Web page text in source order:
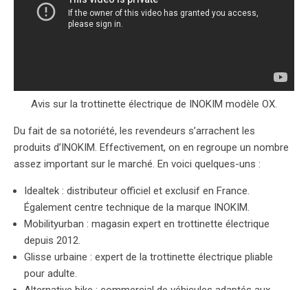
Avis sur la trottinette électrique de INOKIM modèle OX.
Du fait de sa notoriété, les revendeurs s’arrachent les
produits d’INOKIM. Effectivement, on en regroupe un nombre
assez important sur le marché. En voici quelques-uns :
Idealtek : distributeur officiel et exclusif en France.
Également centre technique de la marque INOKIM.
Mobilityurban : magasin expert en trottinette électrique
depuis 2012.
Glisse urbaine : expert de la trottinette électrique pliable
pour adulte.